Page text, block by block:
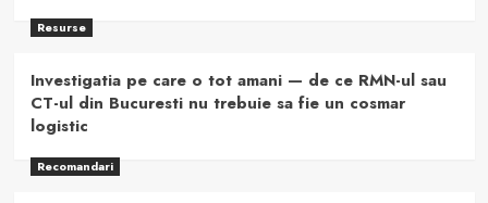
Resurse
Investigatia pe care o tot amani — de ce RMN-ul sau
CT-ul din Bucuresti nu trebuie sa fie un cosmar
logistic
Recomandari